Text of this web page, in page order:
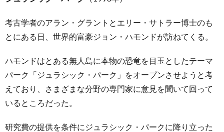
考古学者のアラン・グラントとエリー・サトラー博士のも
とにある日、世界的富豪ジョン・ハモンドが訪ねてくる。
ハモンドはとある無人島に本物の恐竜を目玉としたテーマ
パーク「ジュラシック・パーク」をオープンさせようと考
えており、さまざまな分野の専門家に意見を聞いて回って
いるところだった。
研究費の提供を条件にジュラシック・パークに降り立った